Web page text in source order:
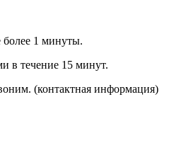
1 минуты.
в течение 15 минут.
(контактная информация)